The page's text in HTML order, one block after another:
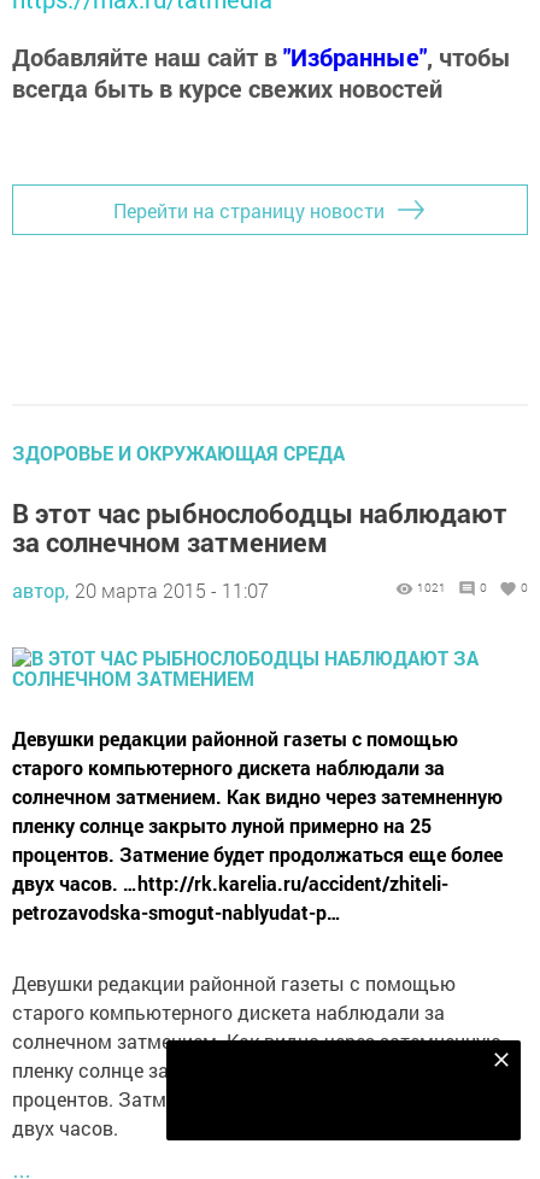
Добавляйте наш сайт в"Избранные", чтобы
всегда быть в курсе свежих новостей
Перейти на страницу новости
ЗДОРОВЬЕ И ОКРУЖАЮЩАЯ СРЕДА
В этот час рыбнослободцы наблюдают
за солнечном затмением
автор, 20 марта 2015 - 11:07 1021 0 0
Девушки редакции районной газеты с помощью
старого компьютерного дискета наблюдали за
солнечном затмением. Как видно через затемненную
пленку солнце закрыто луной примерно на 25
процентов. Затмение будет продолжаться еще более
двух часов. …http://rk.karelia.ru/accident/zhiteli-
petrozavodska-smogut-nablyudat-p…
Девушки редакции районной газеты с помощью
старого компьютерного дискета наблюдали за
солнечном затмением. Как видно через затемненную
пленку солнце закрыто луной примерно на 25
процентов. Затмение будет продолжаться еще более
двух часов.
…